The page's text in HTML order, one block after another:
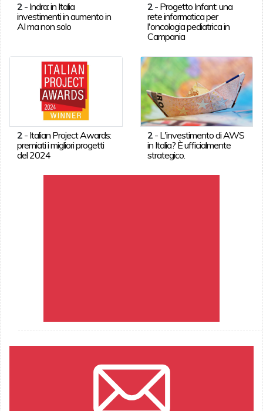
2- Indra: in Italia
investimenti in aumento in
AI ma non solo
2 - Progetto Infant: una
rete informatica per
l'oncologia pediatrica in
Campania
2- Italian Project Awards:
premiati i migliori progetti
del 2024
2 - L'investimento di AWS
in Italia? È ufficialmente
strategico.